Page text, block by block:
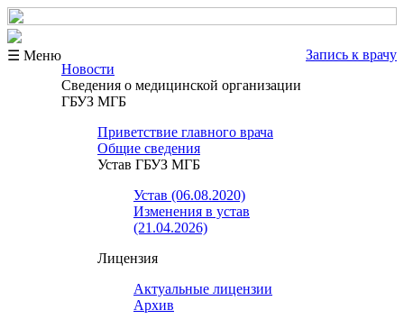
☰ Меню
Запись к врачу
Новости
Сведения о медицинской организации
ГБУЗ МГБ
Приветствие главного врача
Общие сведения
Устав ГБУЗ МГБ
Устав (06.08.2020)
Изменения в устав
(21.04.2026)
Лицензия
Актуальные лицензии
Архив